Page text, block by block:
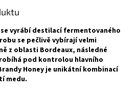
se vyrábí destilací fermentovaného
se pečlivě vybírají velmi
z oblasti Bordeaux, následné
pod kontrolou hlavního
Honey je unikátní kombinací
medu.